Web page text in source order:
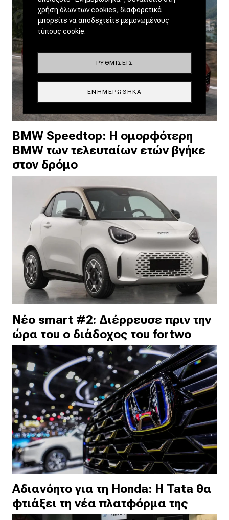
BMW Speedtop: Η ομορφότερη
BMW των τελευταίων ετών βγήκε
στον δρόμο
Νέο smart #2: Διέρρευσε πριν την
ώρα του ο διάδοχος του fortwo
Αδιανόητο για τη Honda: Η Tata θα
φτιάξει τη νέα πλατφόρμα της
χρήση όλων των cookies, διαφορετικά
μπορείτε να αποδεχτείτε μεμονωμένους
τύπους cookie.
ΡΥΘΜΊΣΕΙΣ
ΕΝΗΜΕΡΏΘΗΚΑ